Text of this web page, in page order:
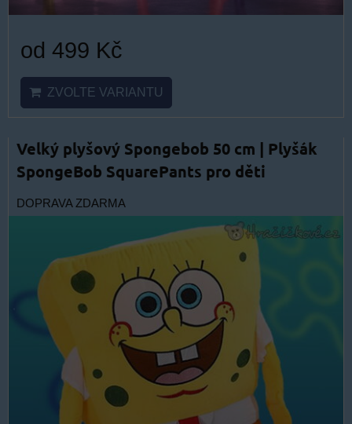
od 499 Kč
ZVOLTE VARIANTU
Velký plyšový Spongebob 50 cm | Plyšák
SpongeBob SquarePants pro děti
DOPRAVA ZDARMA